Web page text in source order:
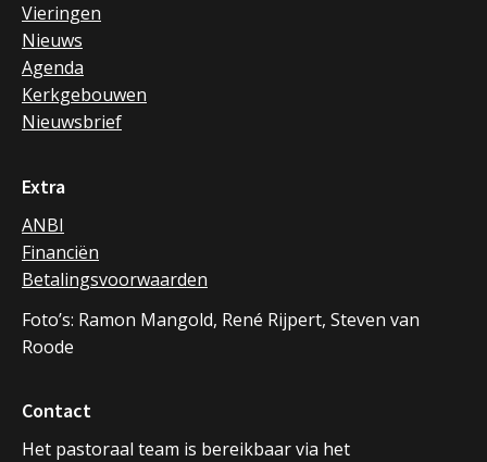
Vieringen
Nieuws
Agenda
Kerkgebouwen
Nieuwsbrief
Extra
ANBI
Financiën
Betalingsvoorwaarden
Foto’s: Ramon Mangold, René Rijpert, Steven van
Roode
Contact
Het pastoraal team is bereikbaar via het